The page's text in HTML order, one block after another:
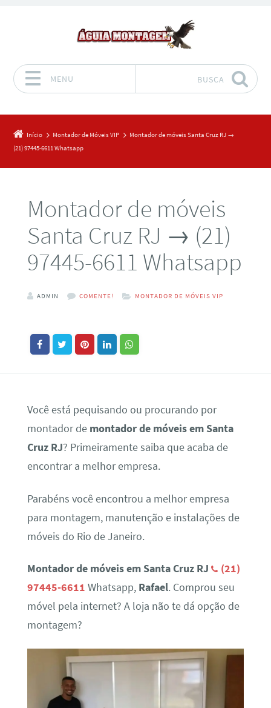
MENU BUSCA
Início Montador de Móveis VIP
Montador de móveis Santa Cruz RJ →
(21) 97445-6611 Whatsapp
Montador de móveis
Santa Cruz RJ → (21)
97445-6611 Whatsapp
ADMIN COMENTE! MONTADOR DE MÓVEIS VIP
Você está pequisando ou procurando por
montador de montador de móveis em Santa
Cruz RJ? Primeiramente saiba que acaba de
encontrar a melhor empresa.
Parabéns você encontrou a melhor empresa
para montagem, manutenção e instalações de
móveis do Rio de Janeiro.
Montador de móveis em Santa Cruz RJ
(21)
97445-6611 Whatsapp, Rafael. Comprou seu
móvel pela internet? A loja não te dá opção de
montagem?